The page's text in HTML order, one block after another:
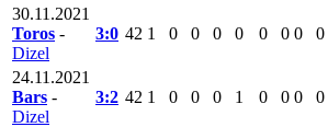
30.11.2021
Toros -
Dizel
3:0 42 1 0 0 0 0 0 0 0 0
24.11.2021
Bars -
Dizel
3:2 42 1 0 0 0 1 0 0 0 0